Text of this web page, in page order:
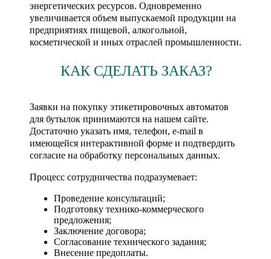
энергетических ресурсов. Одновременно
увеличивается объем выпускаемой продукции на
предприятиях пищевой, алкогольной,
косметической и иных отраслей промышленности.
КАК СДЕЛАТЬ ЗАКАЗ?
Заявки на покупку этикетировочных автоматов
для бутылок принимаются на нашем сайте.
Достаточно указать имя, телефон, e-mail в
имеющейся интерактивной форме и подтвердить
согласие на обработку персональных данных.
Процесс сотрудничества подразумевает:
Проведение консультаций;
Подготовку технико-коммерческого
предложения;
Заключение договора;
Согласование технического задания;
Внесение предоплаты.